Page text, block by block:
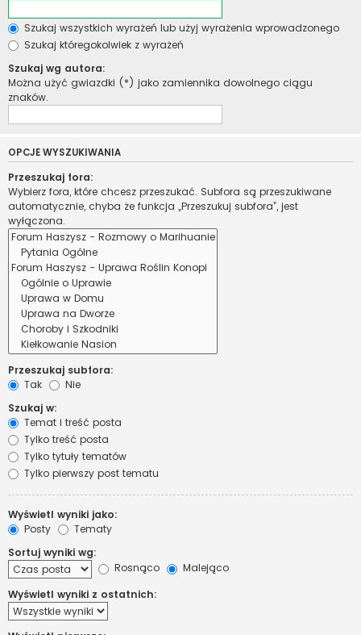
Szukaj wszystkich wyrażeń lub użyj wyrażenia wprowadzonego
Szukaj któregokolwiek z wyrażeń
Szukaj wg autora:
Można użyć gwiazdki (*) jako zamiennika dowolnego ciągu
znaków.
OPCJE WYSZUKIWANIA
Przeszukaj fora:
Wybierz fora, które chcesz przeszukać. Subfora są przeszukiwane
automatycznie, chyba że funkcja „Przeszukuj subfora”, jest
wyłączona.
Przeszukaj subfora:
Tak
Nie
Szukaj w:
Temat i treść posta
Tylko treść posta
Tylko tytuły tematów
Tylko pierwszy post tematu
Wyświetl wyniki jako:
Posty
Tematy
Sortuj wyniki wg:
Rosnąco
Malejąco
Wyświetl wyniki z ostatnich: